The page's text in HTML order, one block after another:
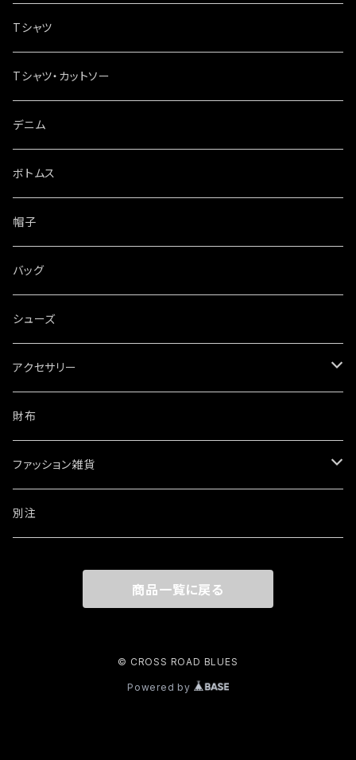
Tシャツ
Tシャツ・カットソー
デニム
ボトムス
帽子
バッグ
シューズ
アクセサリー
ネックレス
ブレスレット・バングル
ウォレットチェーン
財布
ファッション雑貨
ワッペン・ステッカー
別注
商品一覧に戻る
© CROSS ROAD BLUES
Powered by